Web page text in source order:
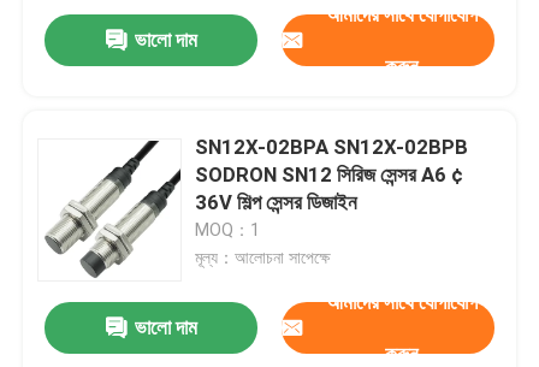
ভালো দাম
আমাদের সাথে যোগাযোগ
করুন
SN12X-02BPA SN12X-02BPB
SODRON SN12 সিরিজ সেন্সর A6 ¢
36V শিল্প সেন্সর ডিজাইন
MOQ：1
মূল্য：আলোচনা সাপেক্ষে
ভালো দাম
আমাদের সাথে যোগাযোগ
করুন